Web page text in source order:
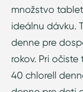
množstvo
ideálnu dávku.
denne pre
rokov. Pri
40 chlorell